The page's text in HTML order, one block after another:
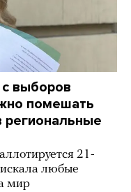
выборов
помешать
региональные
21-
любые
мир